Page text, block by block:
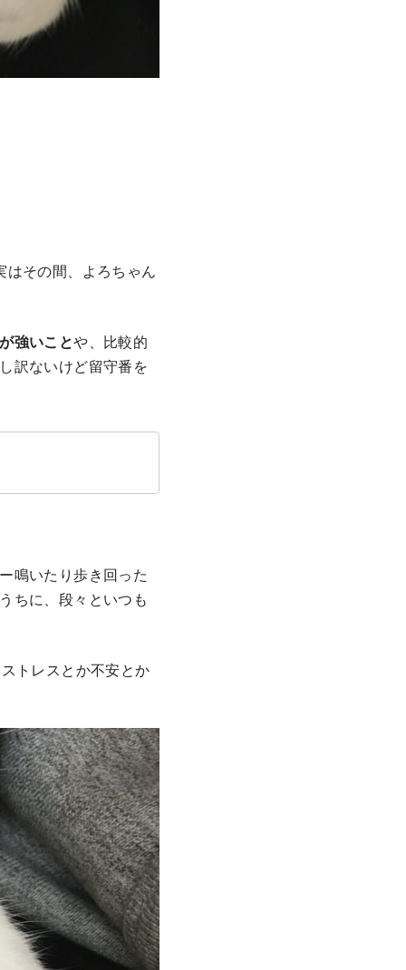
その間、よろちゃん
強いことや、比較的
訳ないけど留守番を
鳴いたり歩き回った
ちに、段々といつも
トレスとか不安とか